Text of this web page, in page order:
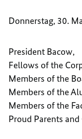
Donnerstag, 30.
President Bacow,
Fellows of the
Members of the
Members of the
Members of the
Proud Parents and